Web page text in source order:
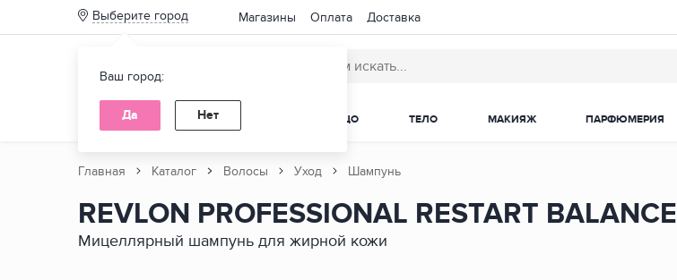
Выберите город
Ваш город:
Да Нет
Магазины Оплата Доставка
КАТАЛОГ ТОВАРОВ ЛИЦО ТЕЛО МАКИЯЖ ПАРФЮМЕРИЯ
Главная Каталог Волосы Уход Шампунь
REVLON PROFESSIONAL RESTART BALANCE
Мицеллярный шампунь для жирной кожи